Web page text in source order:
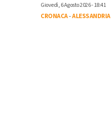
Giovedì, 6 Agosto 2026 - 18:41
CRONACA-ALESSANDRIA